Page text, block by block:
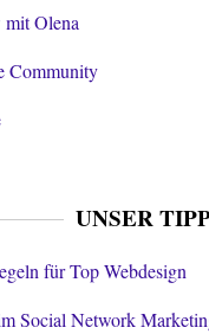
Olena
Community
UNSER
für Top Webdesign
Social Network